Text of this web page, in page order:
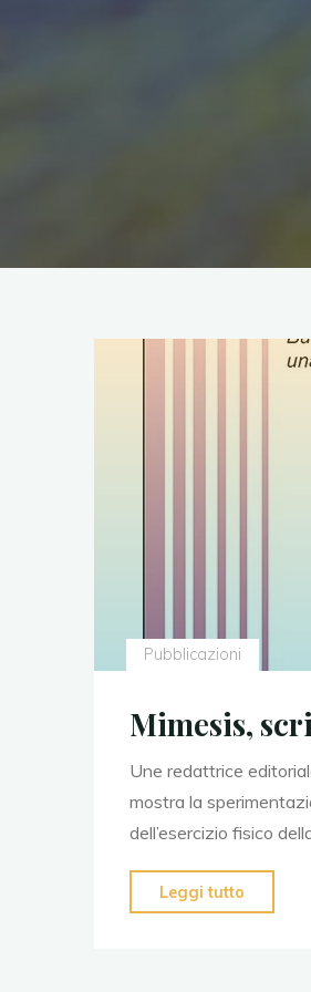
Pubblicazioni
Mimesis,
Une redattrice
mostra la
dell’esercizio fisico
Leggi tutto